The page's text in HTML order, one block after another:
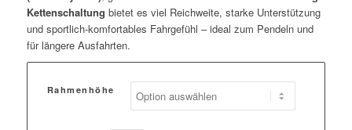
Kettenschaltung bietet es viel Reichweite, starke Unterstützung
und sportlich-komfortables Fahrgefühl – ideal zum Pendeln und
für längere Ausfahrten.
Rahmenhöhe